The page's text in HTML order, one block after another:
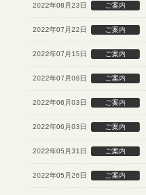
2022年08月23日 ご案内
2022年07月22日 ご案内
2022年07月15日 ご案内
2022年07月08日 ご案内
2022年06月03日 ご案内
2022年06月03日 ご案内
2022年05月31日 ご案内
2022年05月26日 ご案内